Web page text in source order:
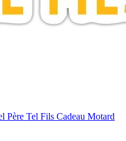
Père Tel Fils Cadeau Motard